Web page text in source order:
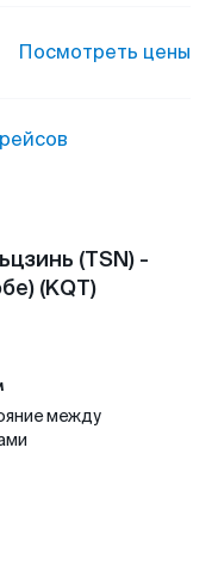
Посмотреть цены
(TSN) -
(KQT)
между